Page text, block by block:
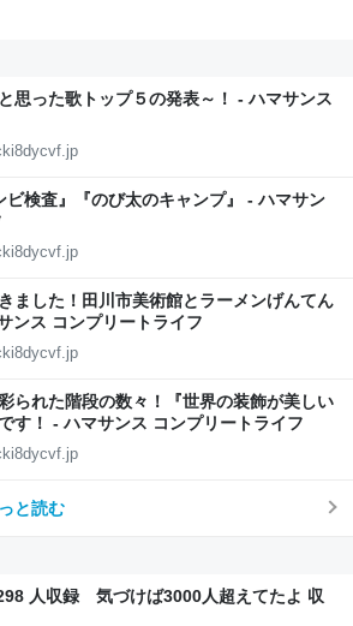
思った歌トップ５の発表～！ - ハマサンス
ビ検査』『のび太のキャンプ』 - ハマサン
ました！田川市美術館とラーメンげんてん
ンス コンプリートライフ
られた階段の数々！『世界の装飾が美しい
す！ - ハマサンス コンプリートライフ
と読む
人収録 気づけば3000人超えてたよ 収